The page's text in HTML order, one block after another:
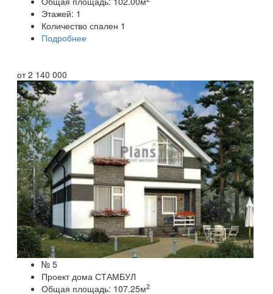
Этажей: 1
Количество спален 1
Подробнее
от2 140 000
№ 5
Проект дома СТАМБУЛ
Общая площадь: 107.25м2